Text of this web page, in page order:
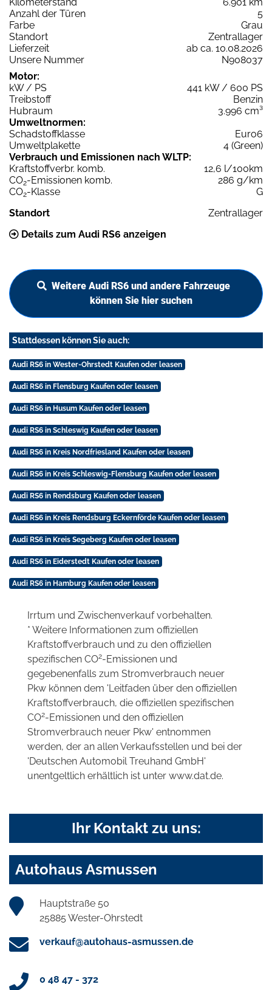
Anzahl der Türen
5
Farbe
Grau
Standort
Zentrallager
Lieferzeit
ab ca. 10.08.2026
Unsere Nummer
N908037
Motor:
kW / PS
441 kW / 600 PS
Treibstoff
Benzin
Hubraum
3.996 cm³
Umweltnormen:
Schadstoffklasse
Euro6
Umweltplakette
4 (Green)
Verbrauch und Emissionen nach WLTP:
Kraftstoffverbr. komb.
12,6 l/100km
CO2-Emissionen komb.
286 g/km
CO2-Klasse
G
Standort
Zentrallager
Details zum Audi RS6 anzeigen
Weitere Audi RS6 und andere Fahrzeuge
können Sie hier suchen
Stattdessen können Sie auch:
Audi RS6 in Wester-Ohrstedt Kaufen oder leasen
Audi RS6 in Flensburg Kaufen oder leasen
Audi RS6 in Husum Kaufen oder leasen
Audi RS6 in Schleswig Kaufen oder leasen
Audi RS6 in Kreis Nordfriesland Kaufen oder leasen
Audi RS6 in Kreis Schleswig-Flensburg Kaufen oder leasen
Audi RS6 in Rendsburg Kaufen oder leasen
Audi RS6 in Kreis Rendsburg Eckernförde Kaufen oder leasen
Audi RS6 in Kreis Segeberg Kaufen oder leasen
Audi RS6 in Eiderstedt Kaufen oder leasen
Audi RS6 in Hamburg Kaufen oder leasen
Irrtum und Zwischenverkauf vorbehalten.
* Weitere Informationen zum offiziellen
Kraftstoffverbrauch und zu den offiziellen
spezifischen CO2-Emissionen und
gegebenenfalls zum Stromverbrauch neuer
Pkw können dem 'Leitfaden über den offiziellen
Kraftstoffverbrauch, die offiziellen spezifischen
CO2-Emissionen und den offiziellen
Stromverbrauch neuer Pkw' entnommen
werden, der an allen Verkaufsstellen und bei der
'Deutschen Automobil Treuhand GmbH'
unentgeltlich erhältlich ist unter www.dat.de.
Ihr Kontakt zu uns:
Autohaus Asmussen
Hauptstraße 50
25885 Wester-Ohrstedt
verkauf@autohaus-asmussen.de
0 48 47 - 372